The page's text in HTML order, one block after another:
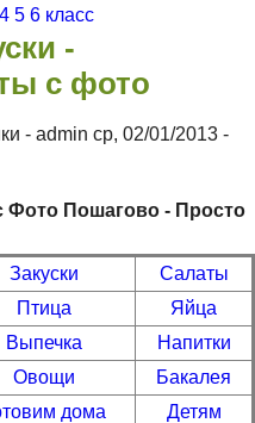
-
с фото
- admin ср, 02/01/2013 -
Пошагово - Просто
Закуски
Салаты
Птица
Яйца
Выпечка
Напитки
Овощи
Бакалея
дома
Детям